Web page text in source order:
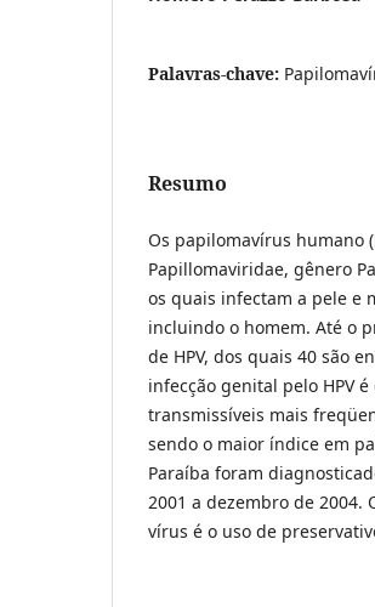
Palavras-chave:
Resumo
Os papilomavírus humano
Papillomaviridae, gênero
os quais infectam a pele e
incluindo o homem. Até o
de HPV, dos quais 40 são
infecção genital pelo HPV
transmissíveis mais
sendo o maior índice em
Paraíba foram
2001 a dezembro de 2004.
vírus é o uso de